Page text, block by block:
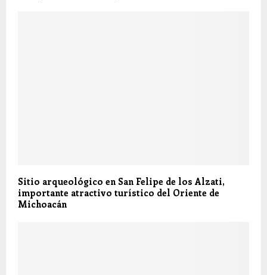
Sitio arqueológico en San Felipe de los Alzati,
importante atractivo turístico del Oriente de
Michoacán